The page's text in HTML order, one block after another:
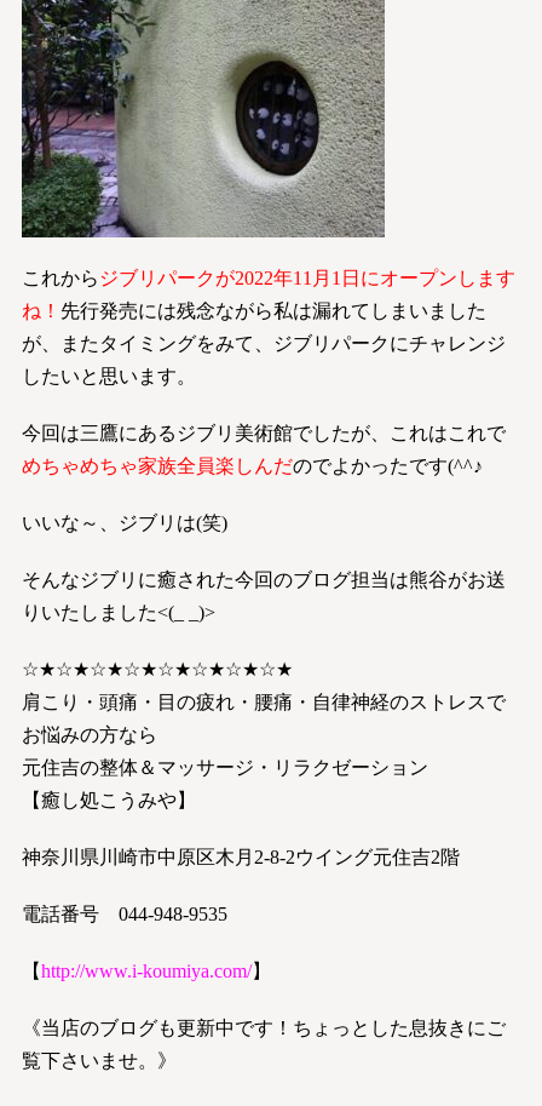
これから ジブリパークが2022年11月1日にオープンします
ね！ 先行発売には残念ながら私は漏れてしまいました
が、またタイミングをみて、ジブリパークにチャレンジ
したいと思います。
今回は三鷹にあるジブリ美術館でしたが、これはこれで
めちゃめちゃ家族全員楽しんだのでよかったです(^^♪
いいな～、ジブリは(笑)
そんなジブリに癒された今回のブログ担当は熊谷がお送
りいたしました<(_ _)>
☆★☆★☆★☆★☆★☆★☆★☆★
肩こり・頭痛・目の疲れ・腰痛・自律神経のストレスで
お悩みの方なら
元住吉の整体＆マッサージ・リラクゼーション
【癒し処こうみや】
神奈川県川崎市中原区木月2-8-2ウイング元住吉2階
電話番号 044-948-9535
【http://www.i-koumiya.com/】
《当店のブログも更新中です！ちょっとした息抜きにご
覧下さいませ。》